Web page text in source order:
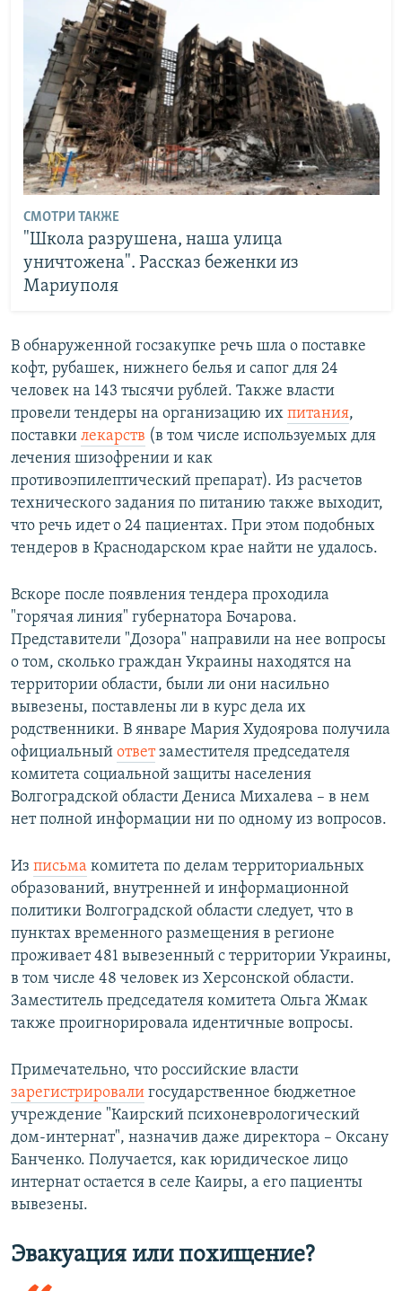
СМОТРИ ТАКЖЕ
"Школа разрушена, наша улица
уничтожена". Рассказ беженки из
Мариуполя
В обнаруженной госзакупке речь шла о поставке
кофт, рубашек, нижнего белья и сапог для 24
человек на 143 тысячи рублей. Также власти
провели тендеры на организацию их питания,
поставки лекарств (в том числе используемых для
лечения шизофрении и как
противоэпилептический препарат). Из расчетов
технического задания по питанию также выходит,
что речь идет о 24 пациентах. При этом подобных
тендеров в Краснодарском крае найти не удалось.
Вскоре после появления тендера проходила
"горячая линия" губернатора Бочарова.
Представители "Дозора" направили на нее вопросы
о том, сколько граждан Украины находятся на
территории области, были ли они насильно
вывезены, поставлены ли в курс дела их
родственники. В январе Мария Худоярова получила
официальный ответзаместителя председателя
комитета социальной защиты населения
Волгоградской области Дениса Михалева – в нем
нет полной информации ни по одному из вопросов.
Из письма комитета по делам территориальных
образований, внутренней и информационной
политики Волгоградской области следует, что в
пунктах временного размещения в регионе
проживает 481 вывезенный с территории Украины,
в том числе 48 человек из Херсонской области.
Заместитель председателя комитета Ольга Жмак
также проигнорировала идентичные вопросы.
Примечательно, что российские власти
зарегистрировали государственное бюджетное
учреждение "Каирский психоневрологический
дом-интернат", назначив даже директора – Оксану
Банченко. Получается, как юридическое лицо
интернат остается в селе Каиры, а его пациенты
вывезены.
Эвакуация или похищение?